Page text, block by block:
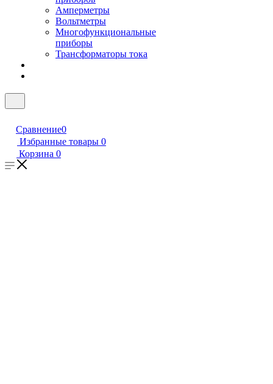
Амперметры
Вольтметры
Многофункциональные
приборы
Трансформаторы тока
Сравнение0
Избранные товары 0
Корзина 0